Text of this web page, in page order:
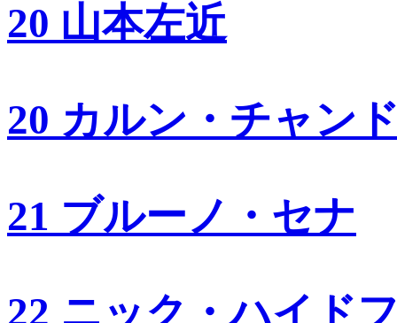
20 山本左近
20 カルン・チャン
21 ブルーノ・セナ
22 ニック・ハイド